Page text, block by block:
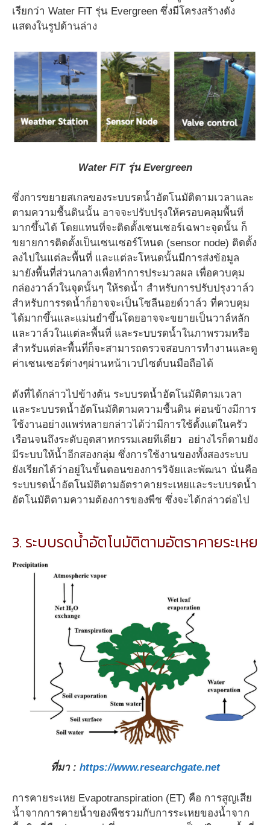
เรียกว่า Water FiT รุ่น Evergreen ซึ่งมีโครงสร้างดัง
แสดงในรูปด้านล่าง
Water FiT รุ่น Evergreen
ซึ่งการขยายสเกลของระบบรดน้ำอัตโนมัติตามเวลาและ
ตามความชื้นดินนั้น อาจจะปรับปรุงให้ครอบคลุมพื้นที่
มากขึ้นได้ โดยแทนที่จะติดตั้งเซนเซอร์เฉพาะจุดนั้น ก็
ขยายการติดตั้งเป็นเซนเซอร์โหนด (sensor node) ติดตั้ง
ลงไปในแต่ละพื้นที่ และแต่ละโหนดนั้นมีการส่งข้อมูล
มายังพื้นที่ส่วนกลางเพื่อทำการประมวลผล เพื่อควบคุม
กล่องวาล์วในจุดนั้นๆ ให้รดน้ำ สำหรับการปรับปรุงวาล์ว
สำหรับการรดน้ำก็อาจจะเป็นโซลีนอยด์วาล์ว ที่ควบคุม
ได้มากขึ้นและแม่นยำขึ้นโดยอาจจะขยายเป็นวาล์หลัก
และวาล์วในแต่ละพื้นที่ และระบบรดน้ำในภาพรวมหรือ
สำหรับแต่ละพื้นที่ก็จะสามารถตรวจสอบการทำงานและดู
ค่าเซนเซอร์ต่างๆผ่านหน้าเวปไซต์บนมือถือได้
ดังที่ได้กล่าวไปข้างต้น ระบบรดน้ำอัตโนมัติตามเวลา
และระบบรดน้ำอัตโนมัติตามความชื้นดิน ค่อนข้างมีการ
ใช้งานอย่างแพร่หลายกล่าวได้ว่ามีการใช้ตั้งแต่ในครัว
เรือนจนถึงระดับอุตสาหกรรมเลยทีเดียว อย่างไรก็ตามยัง
มีระบบให้น้ำอีกสองกลุ่ม ซึ่งการใช้งานของทั้งสองระบบ
ยังเรียกได้ว่าอยู่ในขั้นตอนของการวิจัยและพัฒนา นั่นคือ
ระบบรดน้ำอัตโนมัติตามอัตราคายระเหยและระบบรดน้ำ
อัตโนมัติตามความต้องการของพืช ซึ่งจะได้กล่าวต่อไป
3. ระบบรดน้ำอัตโนมัติตามอัตราคายระเหย
ที่มา : https://www.researchgate.net
การคายระเหย Evapotranspiration (ET) คือ การสูญเสีย
น้ำจากการคายน้ำของพืชรวมกับการระเหยของน้ำจาก